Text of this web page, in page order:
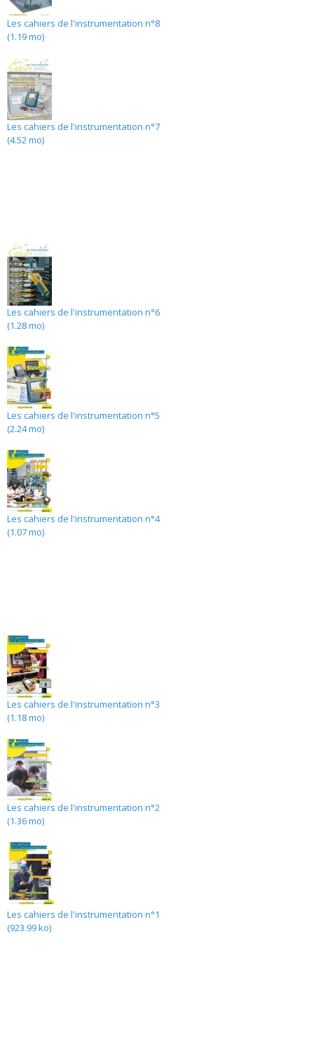
Les cahiers de l'instrumentation n°8
(1.19 mo)
Les cahiers de l'instrumentation n°7
(4.52 mo)
Les cahiers de l'instrumentation n°6
(1.28 mo)
Les cahiers de l'instrumentation n°5
(2.24 mo)
Les cahiers de l'instrumentation n°4
(1.07 mo)
Les cahiers de l'instrumentation n°3
(1.18 mo)
Les cahiers de l'instrumentation n°2
(1.36 mo)
Les cahiers de l'instrumentation n°1
(923.99 ko)